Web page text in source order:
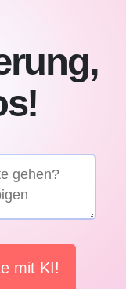
mit KI!